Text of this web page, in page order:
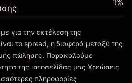
και Τέλη
1 %
για την εκτέλεση της
το spread, η διαφορά μεταξύ της
πώλησης. Παρακαλούμε
της ιστοσελίδας μας Χρεώσεις
πληροφορίες